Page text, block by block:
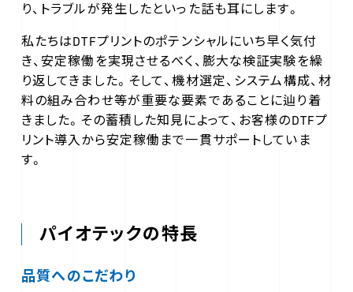
り、トラブルが発生したといった話も耳にします。
私たちはDTFプリントのポテンシャルにいち早く気付
き、安定稼働を実現させるべく、膨大な検証実験を繰
り返してきました。そして、機材選定、システム構成、材
料の組み合わせ等が重要な要素であることに辿り着
きました。その蓄積した知見によって、お客様のDTFプ
リント導入から安定稼働まで一貫サポートしていま
す。
パイオテックの特長
品質へのこだわり